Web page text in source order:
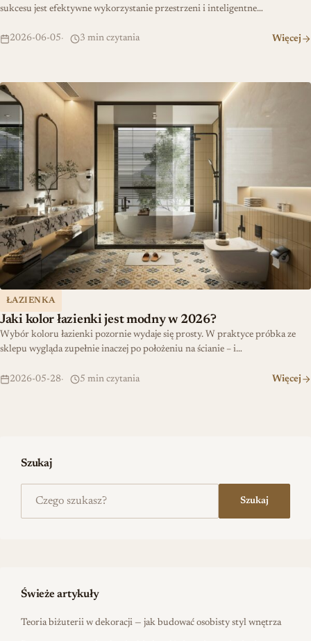
sukcesu jest efektywne wykorzystanie przestrzeni i inteligentne…
2026-06-05 3 min czytania Więcej
ŁAZIENKA
Jaki kolor łazienki jest modny w 2026?
Wybór koloru łazienki pozornie wydaje się prosty. W praktyce próbka ze
sklepu wygląda zupełnie inaczej po położeniu na ścianie – i…
2026-05-28 5 min czytania Więcej
Jaki kolor łazienki jest modny w 2026?
Szukaj
Szukaj
Świeże artykuły
Teoria biżuterii w dekoracji — jak budować osobisty styl wnętrza